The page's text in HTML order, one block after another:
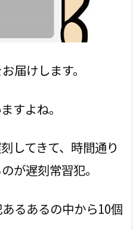
届けします。
すよね。
してきて、時間通り
が遅刻常習犯。
るあるの中から10個